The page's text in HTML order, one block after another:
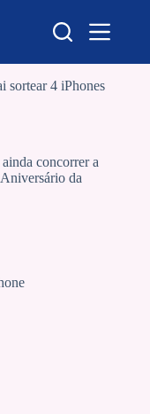
sortear 4 iPhones
ainda concorrer a
da